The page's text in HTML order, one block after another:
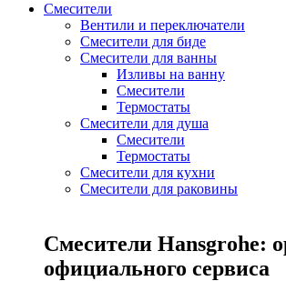
Смесители
Вентили и переключатели
Смесители для биде
Смесители для ванны
Изливы на ванну
Смесители
Термостаты
Смесители для душа
Смесители
Термостаты
Смесители для кухни
Смесители для раковины
Смесители Hansgrohe:
официального сервиса